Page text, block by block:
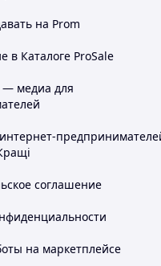
===
- 100%
Приватбанка, я
перевозчика.
Наложенный
гривен на карту
услуги
100 гривен + за
Вы просто
услуг
на Prom
в Каталоге ProSale
— медиа для
соглашение
на маркетплейсе